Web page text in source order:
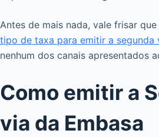
Antes de mais nada, vale frisar que
tipo de taxa para emitir a segunda
nenhum dos canais apresentados
Como emitir a
via da Embasa